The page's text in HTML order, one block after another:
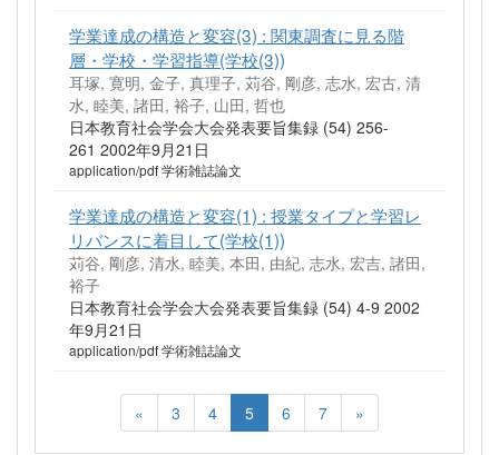
学業達成の構造と変容(3) : 関東調査に見る階
層・学校・学習指導(学校(3))
耳塚, 寛明, 金子, 真理子, 苅谷, 剛彦, 志水, 宏古, 清
水, 睦美, 諸田, 裕子, 山田, 哲也
日本教育社会学会大会発表要旨集録 (54) 256-
261 2002年9月21日
application/pdf 学術雑誌論文
学業達成の構造と変容(1) : 授業タイプと学習レ
リバンスに着目して(学校(1))
苅谷, 剛彦, 清水, 睦美, 本田, 由紀, 志水, 宏吉, 諸田,
裕子
日本教育社会学会大会発表要旨集録 (54) 4-9 2002
年9月21日
application/pdf 学術雑誌論文
« 3 4 5 6 7 »